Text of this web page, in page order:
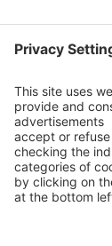
assistenti
EOC